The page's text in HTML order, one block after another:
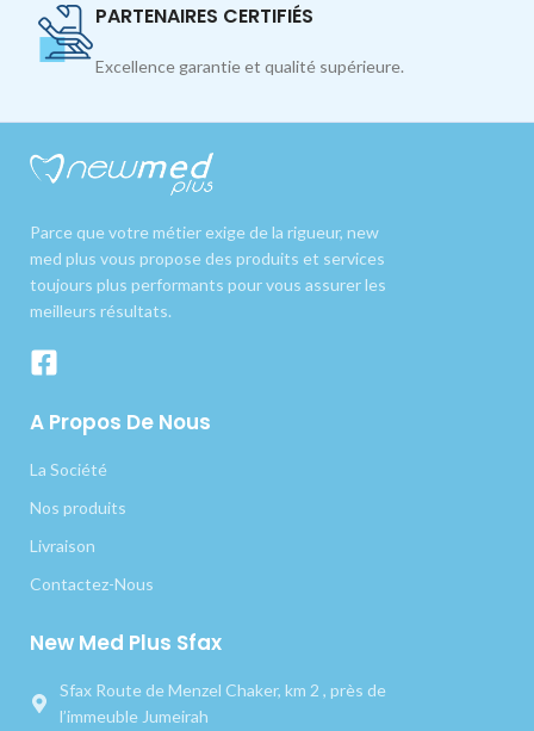
PARTENAIRES CERTIFIÉS
Excellence garantie et qualité supérieure.
Parce que votre métier exige de la rigueur, new
med plus vous propose des produits et services
toujours plus performants pour vous assurer les
meilleurs résultats.
A Propos De Nous
La Société
Nos produits
Livraison
Contactez-Nous
New Med Plus Sfax
Sfax Route de Menzel Chaker, km 2 , près de
l’immeuble Jumeirah